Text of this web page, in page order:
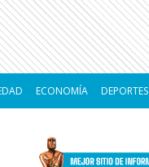
ECONOMÍA DEPORTES